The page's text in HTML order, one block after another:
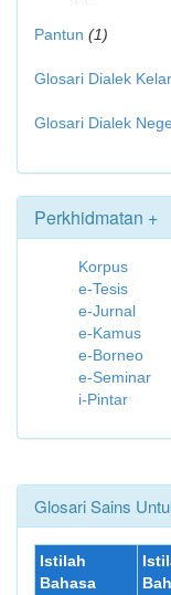
Pantun (1)
Glosari Dialek
Glosari Dialek
Perkhidmatan +
Korpus
e-Tesis
e-Jurnal
e-Kamus
e-Borneo
e-Seminar
i-Pintar
Glosari Sains
Istilah
Bahasa